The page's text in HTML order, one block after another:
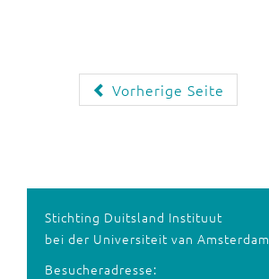
Vorherige Seite
Stichting Duitsland Instituut
bei der Universiteit van Amsterdam
Besucheradresse: